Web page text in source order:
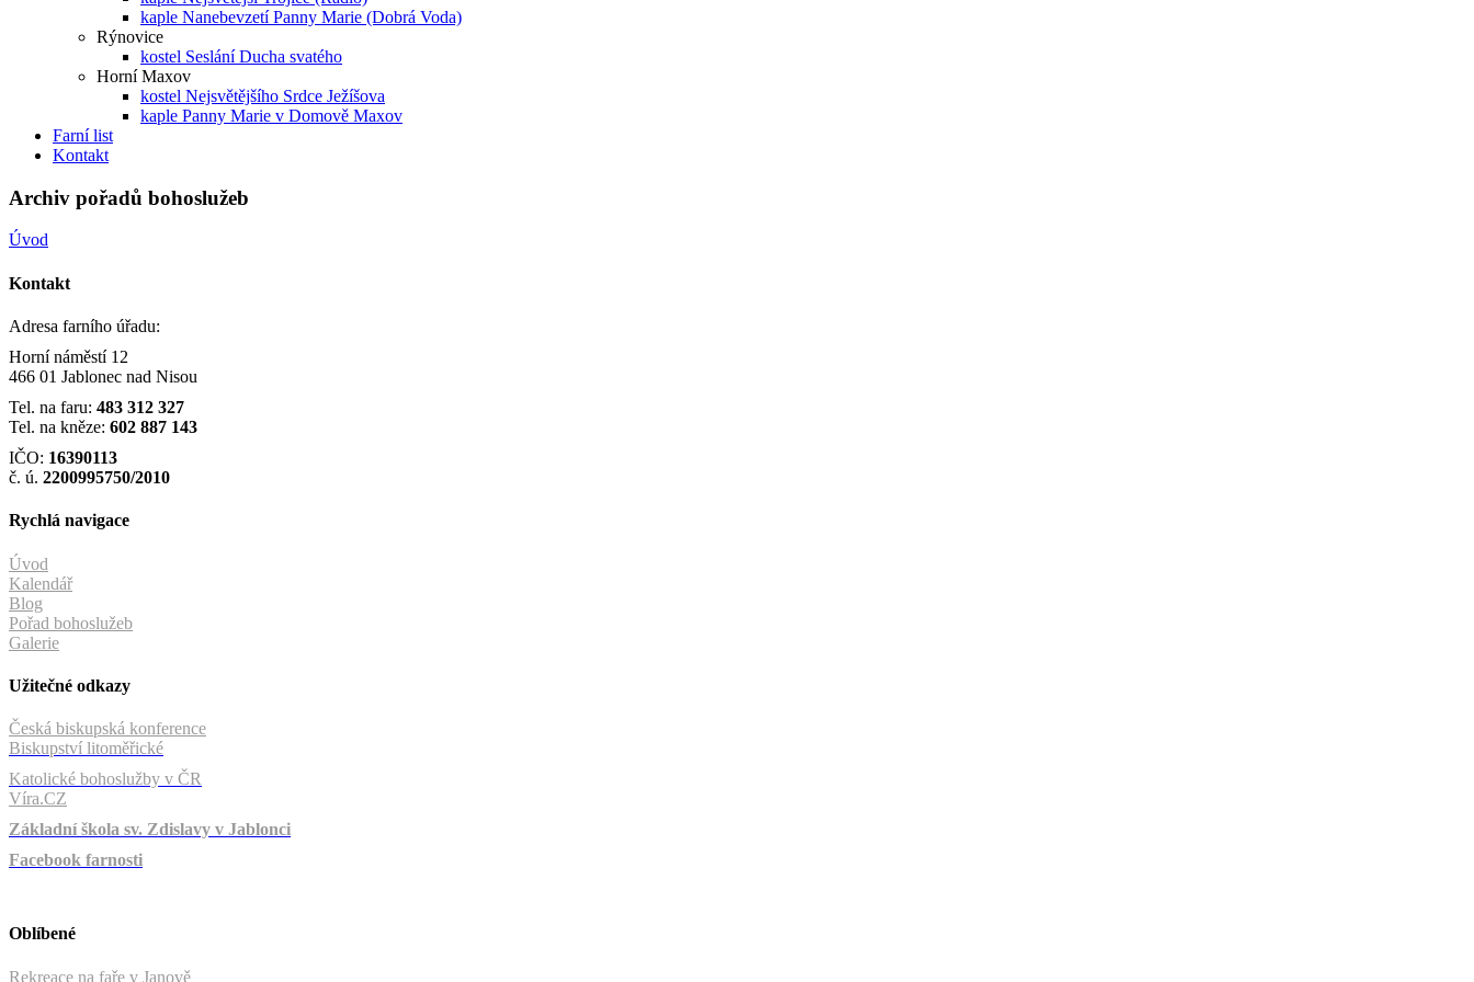
kaple Nanebevzetí Panny Marie (Dobrá Voda)
Rýnovice
kostel Seslání Ducha svatého
Horní Maxov
kostel Nejsvětějšího Srdce Ježíšova
kaple Panny Marie v Domově Maxov
Farní list
Kontakt
Archiv pořadů bohoslužeb
Úvod
Kontakt
Adresa farního úřadu:
Horní náměstí 12
466 01 Jablonec nad Nisou
Tel. na faru: 483 312 327
Tel. na kněze: 602 887 143
IČO: 16390113
č. ú. 2200995750/2010
Rychlá navigace
Úvod
Kalendář
Blog
Pořad bohoslužeb
Galerie
Užitečné odkazy
Česká biskupská konference
Biskupství litoměřické
Katolické bohoslužby v ČR
Víra.CZ
Základní škola sv. Zdislavy v Jablonci
Facebook farnosti
Oblíbené
Rekreace na faře v Janově